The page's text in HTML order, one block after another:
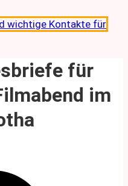
wichtige Kontakte für
für
im